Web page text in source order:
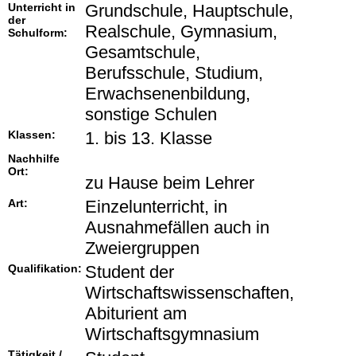
Unterricht in
der
Schulform:
Grundschule, Hauptschule,
Realschule, Gymnasium,
Gesamtschule,
Berufsschule, Studium,
Erwachsenenbildung,
sonstige Schulen
Klassen: 1. bis 13. Klasse
Nachhilfe
Ort:
zu Hause beim Lehrer
Art:
Einzelunterricht, in
Ausnahmefällen auch in
Zweiergruppen
Qualifikation: Student der
Wirtschaftswissenschaften,
Abiturient am
Wirtschaftsgymnasium